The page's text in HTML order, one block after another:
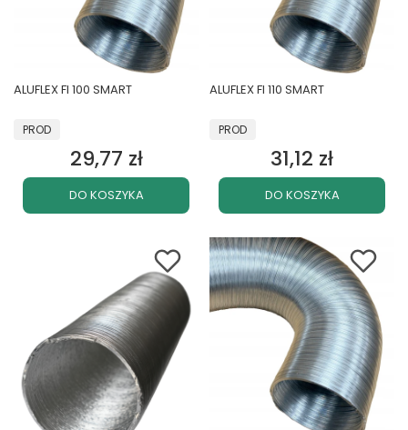
ALUFLEX FI 100 SMART
PRODUCENT
PROD
Cena
29,77 zł
DO KOSZYKA
ALUFLEX FI 110 SMART
PRODUCENT
PROD
Cena
31,12 zł
DO KOSZYKA